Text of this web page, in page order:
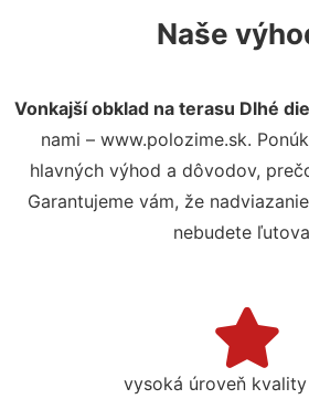
Naše
Vonkajší obklad na terasu Dlhé
nami – www.polozime.sk.
hlavných výhod a dôvodov,
Garantujeme vám, že
nebudete
vysoká úroveň